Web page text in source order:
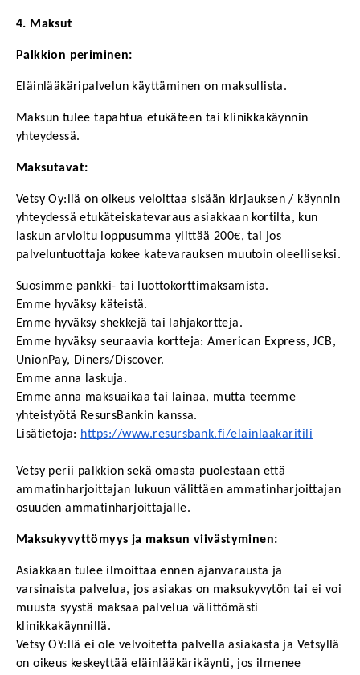
4. Maksut
Palkkion periminen:
Eläinlääkäripalvelun käyttäminen on maksullista.
Maksun tulee tapahtua etukäteen tai klinikkakäynnin
yhteydessä.
Maksutavat:
Vetsy Oy:llä on oikeus veloittaa sisään kirjauksen / käynnin
yhteydessä etukäteiskatevaraus asiakkaan kortilta, kun
laskun arvioitu loppusumma ylittää 200€, tai jos
palveluntuottaja kokee katevarauksen muutoin oleelliseksi.
Suosimme pankki- tai luottokorttimaksamista.
Emme hyväksy käteistä.
Emme hyväksy shekkejä tai lahjakortteja.
Emme hyväksy seuraavia kortteja: American Express, JCB,
UnionPay, Diners/Discover.
Emme anna laskuja.
Emme anna maksuaikaa tai lainaa, mutta teemme
yhteistyötä ResursBankin kanssa.
Lisätietoja: https://www.resursbank.fi/elainlaakaritili
Vetsy perii palkkion sekä omasta puolestaan että
ammatinharjoittajan lukuun välittäen ammatinharjoittajan
osuuden ammatinharjoittajalle.
Maksukyvyttömyys ja maksun viivästyminen:
Asiakkaan tulee ilmoittaa ennen ajanvarausta ja
varsinaista palvelua, jos asiakas on maksukyvytön tai ei voi
muusta syystä maksaa palvelua välittömästi
klinikkakäynnillä.
Vetsy OY:llä ei ole velvoitetta palvella asiakasta ja Vetsyllä
on oikeus keskeyttää eläinlääkärikäynti, jos ilmenee